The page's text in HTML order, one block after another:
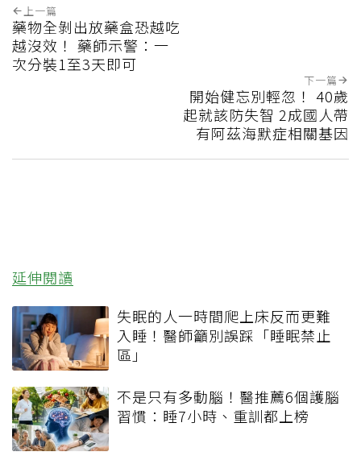
上一篇
藥物全剝出放藥盒恐越吃
越沒效！ 藥師示警：一
次分裝1至3天即可
下一篇
開始健忘別輕忽！ 40歲
起就該防失智 2成國人帶
有阿茲海默症相關基因
延伸閱讀
失眠的人一時間爬上床反而更難
入睡！醫師籲別誤踩「睡眠禁止
區」
不是只有多動腦！醫推薦6個護腦
習慣：睡7小時、重訓都上榜